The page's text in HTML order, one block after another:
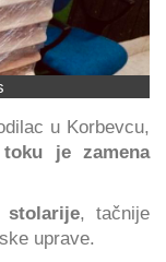
u Korbevcu,
je zamena
stolarije, tačnije
uprave.